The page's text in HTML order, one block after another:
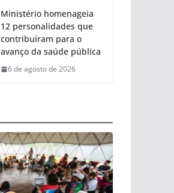
Ministério homenageia
12 personalidades que
contribuíram para o
avanço da saúde pública
6 de agosto de 2026